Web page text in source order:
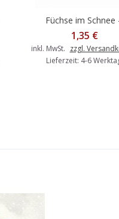
In den
Füchse im Schnee
1,35 €
inkl. MwSt. zzgl.
Lieferzeit: 4-6